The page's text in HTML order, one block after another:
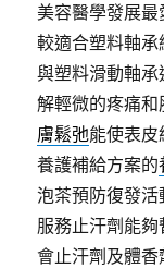
美容醫學發展最
較適合塑料軸
與塑料滑動軸
解輕微的疼痛
膚鬆弛能使表
養護補給方案的
泡茶預防復發活
服務止汗劑能
會止汗劑及體